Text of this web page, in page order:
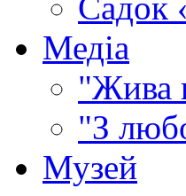
Медіа
"Жива
"З
Музей